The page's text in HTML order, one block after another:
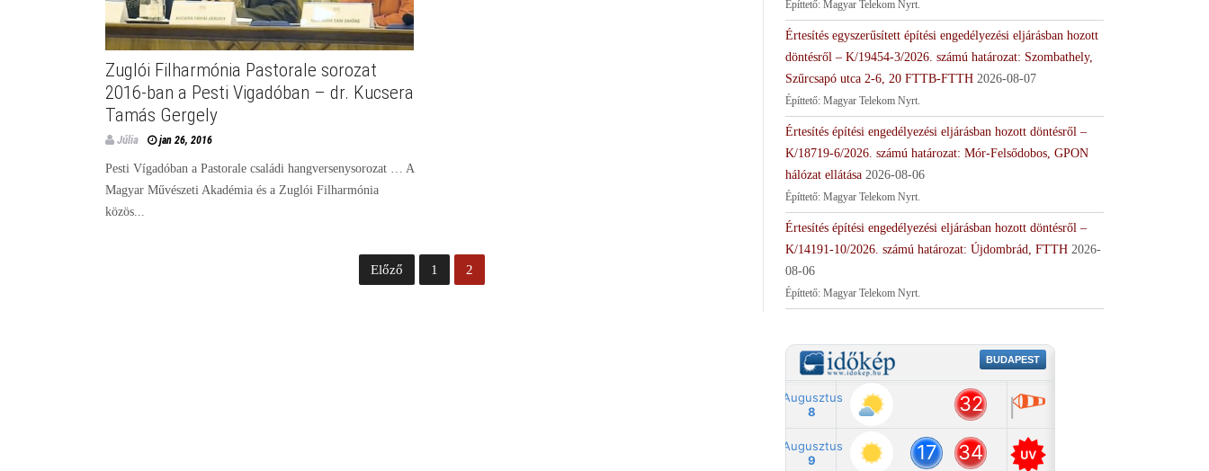
Zuglói Filharmónia Pastorale sorozat
2016-ban a Pesti Vigadóban – dr. Kucsera
Tamás Gergely
Júlia jan 26, 2016
Pesti Vígadóban a Pastorale családi hangversenysorozat … A
Magyar Művészeti Akadémia és a Zuglói Filharmónia
közös...
Előző 1 2
Építtető: Magyar Telekom Nyrt.
Értesítés egyszerűsített építési engedélyezési eljárásban hozott
döntésről – K/19454-3/2026. számú határozat: Szombathely,
Szűrcsapó utca 2-6, 20 FTTB-FTTH 2026-08-07
Építtető: Magyar Telekom Nyrt.
Értesítés építési engedélyezési eljárásban hozott döntésről –
K/18719-6/2026. számú határozat: Mór-Felsődobos, GPON
hálózat ellátása 2026-08-06
Építtető: Magyar Telekom Nyrt.
Értesítés építési engedélyezési eljárásban hozott döntésről –
K/14191-10/2026. számú határozat: Újdombrád, FTTH 2026-
08-06
Építtető: Magyar Telekom Nyrt.